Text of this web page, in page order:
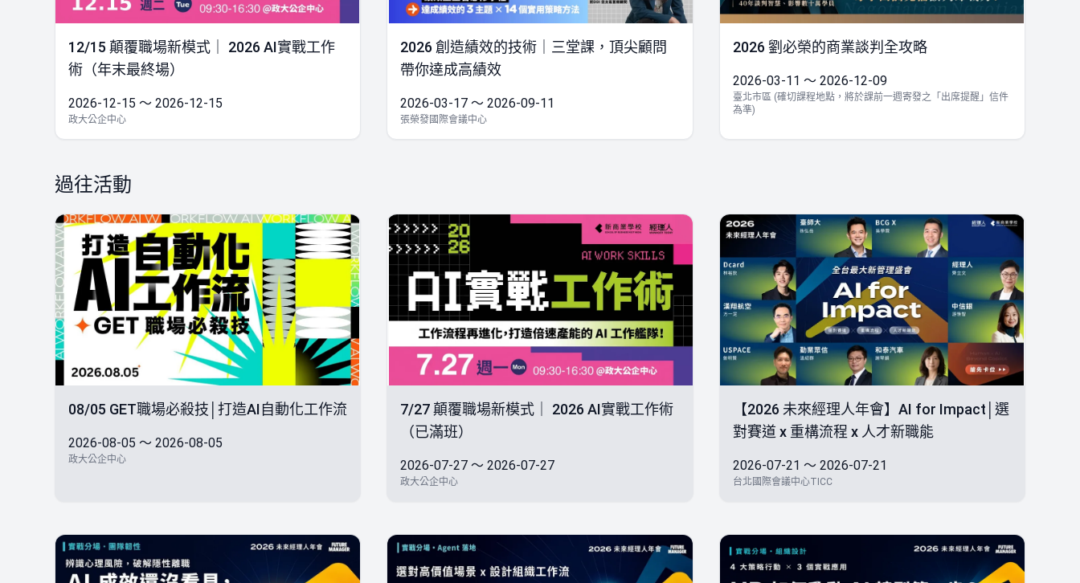
12/15 顛覆職場新模式｜ 2026 AI實戰工作
術（年末最終場）
2026-12-15 ～ 2026-12-15
政大公企中心
2026 創造績效的技術｜三堂課，頂尖顧問
帶你達成高績效
2026-03-17 ～ 2026-09-11
張榮發國際會議中心
2026 劉必榮的商業談判全攻略
2026-03-11 ～ 2026-12-09
臺北市區 (確切課程地點，將於課前一週寄發之「出席提醒」信件
為準)
過往活動
08/05 GET職場必殺技│打造AI自動化工作流
2026-08-05 ～ 2026-08-05
政大公企中心
7/27 顛覆職場新模式｜ 2026 AI實戰工作術
（已滿班）
2026-07-27 ～ 2026-07-27
政大公企中心
【2026 未來經理人年會】AI for Impact│選
對賽道 x 重構流程 x 人才新職能
2026-07-21 ～ 2026-07-21
台北國際會議中心TICC